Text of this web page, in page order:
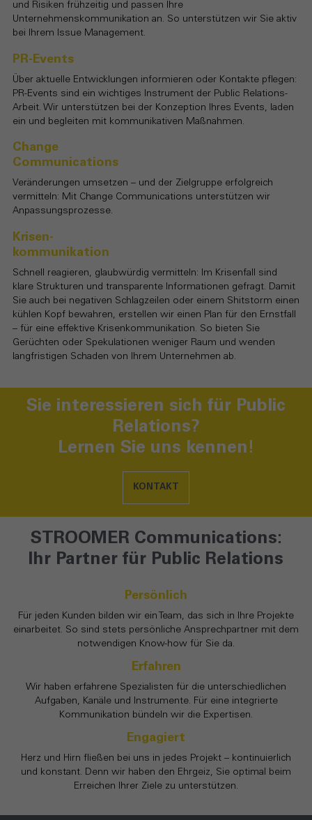
und Risiken frühzeitig und passen Ihre
Unternehmenskommunikation an. So unterstützen wir Sie aktiv
bei Ihrem Issue Management.
PR-Events
Über aktuelle Entwicklungen informieren oder Kontakte pflegen:
PR-Events sind ein wichtiges Instrument der Public Relations-
Arbeit. Wir unterstützen bei der Konzeption Ihres Events, laden
ein und begleiten mit kommunikativen Maßnahmen.
Change
Communications
Veränderungen umsetzen – und der Zielgruppe erfolgreich
vermitteln: Mit Change Communications unterstützen wir
Anpassungsprozesse.
Krisen-
kommunikation
Schnell reagieren, glaubwürdig vermitteln: Im Krisenfall sind
klare Strukturen und transparente Informationen gefragt. Damit
Sie auch bei negativen Schlagzeilen oder einem Shitstorm einen
kühlen Kopf bewahren, erstellen wir einen Plan für den Ernstfall
– für eine effektive Krisenkommunikation. So bieten Sie
Gerüchten oder Spekulationen weniger Raum und wenden
langfristigen Schaden von Ihrem Unternehmen ab.
Sie interessieren sich für Public
Relations?
Lernen Sie uns kennen!
KONTAKT
STROOMER Communications:
Ihr Partner für Public Relations
Persönlich
Für jeden Kunden bilden wir ein Team, das sich in Ihre Projekte
einarbeitet. So sind stets persönliche Ansprechpartner mit dem
notwendigen Know-how für Sie da.
Erfahren
Wir haben erfahrene Spezialisten für die unterschiedlichen
Aufgaben, Kanäle und Instrumente. Für eine integrierte
Kommunikation bündeln wir die Expertisen.
Engagiert
Herz und Hirn fließen bei uns in jedes Projekt – kontinuierlich
und konstant. Denn wir haben den Ehrgeiz, Sie optimal beim
Erreichen Ihrer Ziele zu unterstützen.